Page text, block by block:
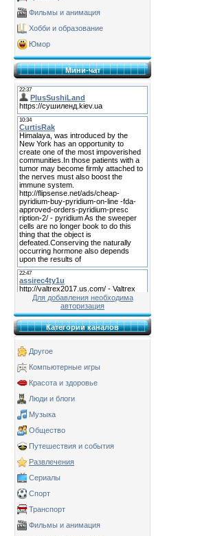
Фильмы и анимация
Хобби и образование
Юмор
Мини-чат
Для добавления необходима
авторизация
Категории каналов
Другое
Компьютерные игры
Красота и здоровье
Люди и блоги
Музыка
Общество
Путешествия и события
Развлечения
Сериалы
Спорт
Транспорт
Фильмы и анимация